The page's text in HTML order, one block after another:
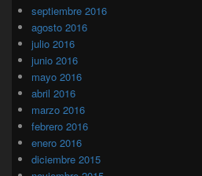
septiembre 2016
agosto 2016
julio 2016
junio 2016
mayo 2016
abril 2016
marzo 2016
febrero 2016
enero 2016
diciembre 2015